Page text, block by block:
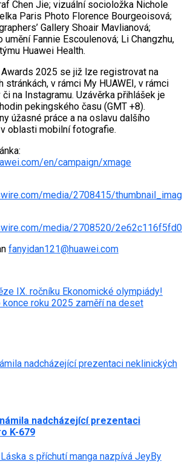
Chen Jie; vizuální socioložka Nichole
Paris Photo Florence Bourgeoisová;
Gallery Shoair Mavlianová;
umění Fannie Escoulenová; Li Changzhu,
Huawei Health.
Awards 2025 se již lze registrovat na
v rámci My HUAWEI, v rámci
či na Instagramu. Uzávěrka přihlášek je
pekingského času (GMT +8).
úžasné práce a na oslavu dalšího
oblasti mobilní fotografie.
en/campaign/xmage
media/2708415/
media/2708520/
fanyidan121@huawei.com
IX. ročníku Ekonomické olympiády!
konce roku 2025 zaměří na deset
nadcházející prezentaci neklinických
nadcházející prezentaci
K-679
s příchutí manga nazpívá JeyBy